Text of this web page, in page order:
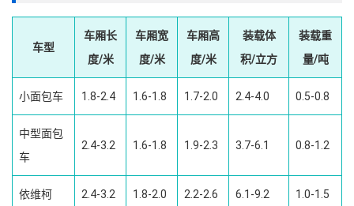
车型
车厢长
度/米
车厢宽
度/米
车厢高
度/米
装载体
积/立方
装载重
量/吨
小面包车 1.8-2.4 1.6-1.8 1.7-2.0 2.4-4.0 0.5-0.8
中型面包
车
2.4-3.2 1.6-1.8 1.9-2.3 3.7-6.1 0.8-1.2
依维柯 2.4-3.2 1.8-2.0 2.2-2.6 6.1-9.2 1.0-1.5